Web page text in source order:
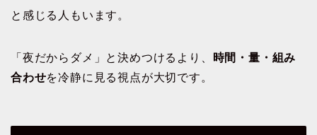
と感じる人もいます。
「夜だからダメ」と決めつけるより、
時間・量・組み
合わせを冷静に見る視点が大切です。